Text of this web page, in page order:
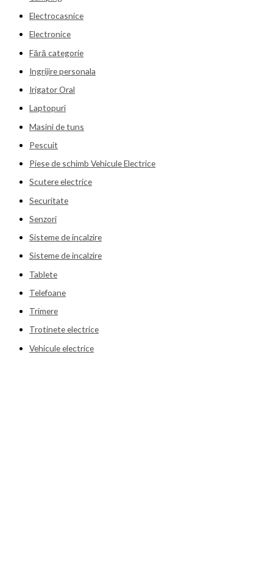
Electrocasnice
Electronice
Fără categorie
Ingrijire personala
Irigator Oral
Laptopuri
Masini de tuns
Pescuit
Piese de schimb Vehicule Electrice
Scutere electrice
Securitate
Senzori
Sisteme de incalzire
Sisteme de incalzire
Tablete
Telefoane
Trimere
Trotinete electrice
Vehicule electrice